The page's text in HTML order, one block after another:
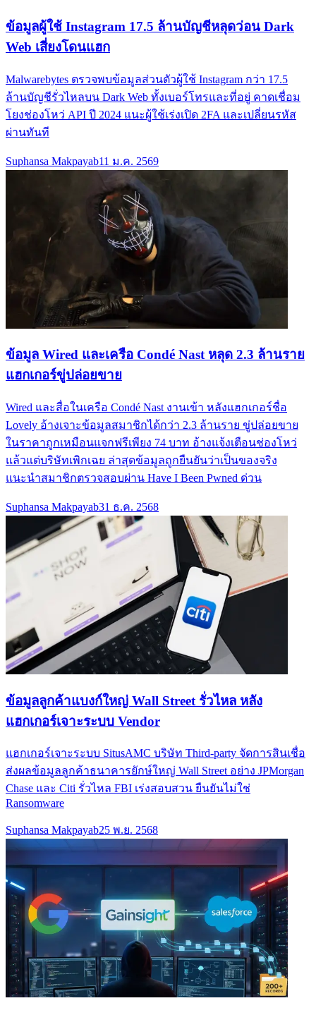
ข้อมูลผู้ใช้ Instagram 17.5 ล้านบัญชีหลุดว่อน Dark
Web เสี่ยงโดนแฮก
Malwarebytes ตรวจพบข้อมูลส่วนตัวผู้ใช้ Instagram กว่า 17.5
ล้านบัญชีรั่วไหลบน Dark Web ทั้งเบอร์โทรและที่อยู่ คาดเชื่อม
โยงช่องโหว่ API ปี 2024 แนะผู้ใช้เร่งเปิด 2FA และเปลี่ยนรหัส
ผ่านทันที
Suphansa Makpayab11 ม.ค. 2569
ข้อมูล Wired และเครือ Condé Nast หลุด 2.3 ล้านราย
แฮกเกอร์ขู่ปล่อยขาย
Wired และสื่อในเครือ Condé Nast งานเข้า หลังแฮกเกอร์ชื่อ
Lovely อ้างเจาะข้อมูลสมาชิกได้กว่า 2.3 ล้านราย ขู่ปล่อยขาย
ในราคาถูกเหมือนแจกฟรีเพียง 74 บาท อ้างแจ้งเตือนช่องโหว่
แล้วแต่บริษัทเพิกเฉย ล่าสุดข้อมูลถูกยืนยันว่าเป็นของจริง
แนะนำสมาชิกตรวจสอบผ่าน Have I Been Pwned ด่วน
Suphansa Makpayab31 ธ.ค. 2568
ข้อมูลลูกค้าแบงก์ใหญ่ Wall Street รั่วไหล หลัง
แฮกเกอร์เจาะระบบ Vendor
แฮกเกอร์เจาะระบบ SitusAMC บริษัท Third-party จัดการสินเชื่อ
ส่งผลข้อมูลลูกค้าธนาคารยักษ์ใหญ่ Wall Street อย่าง JPMorgan
Chase และ Citi รั่วไหล FBI เร่งสอบสวน ยืนยันไม่ใช่
Ransomware
Suphansa Makpayab25 พ.ย. 2568